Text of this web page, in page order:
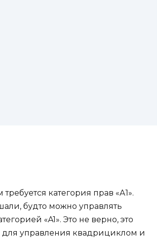
категория прав «А1».
будто можно управлять
«A1». Это не верно, это
для управления квадрициклом и